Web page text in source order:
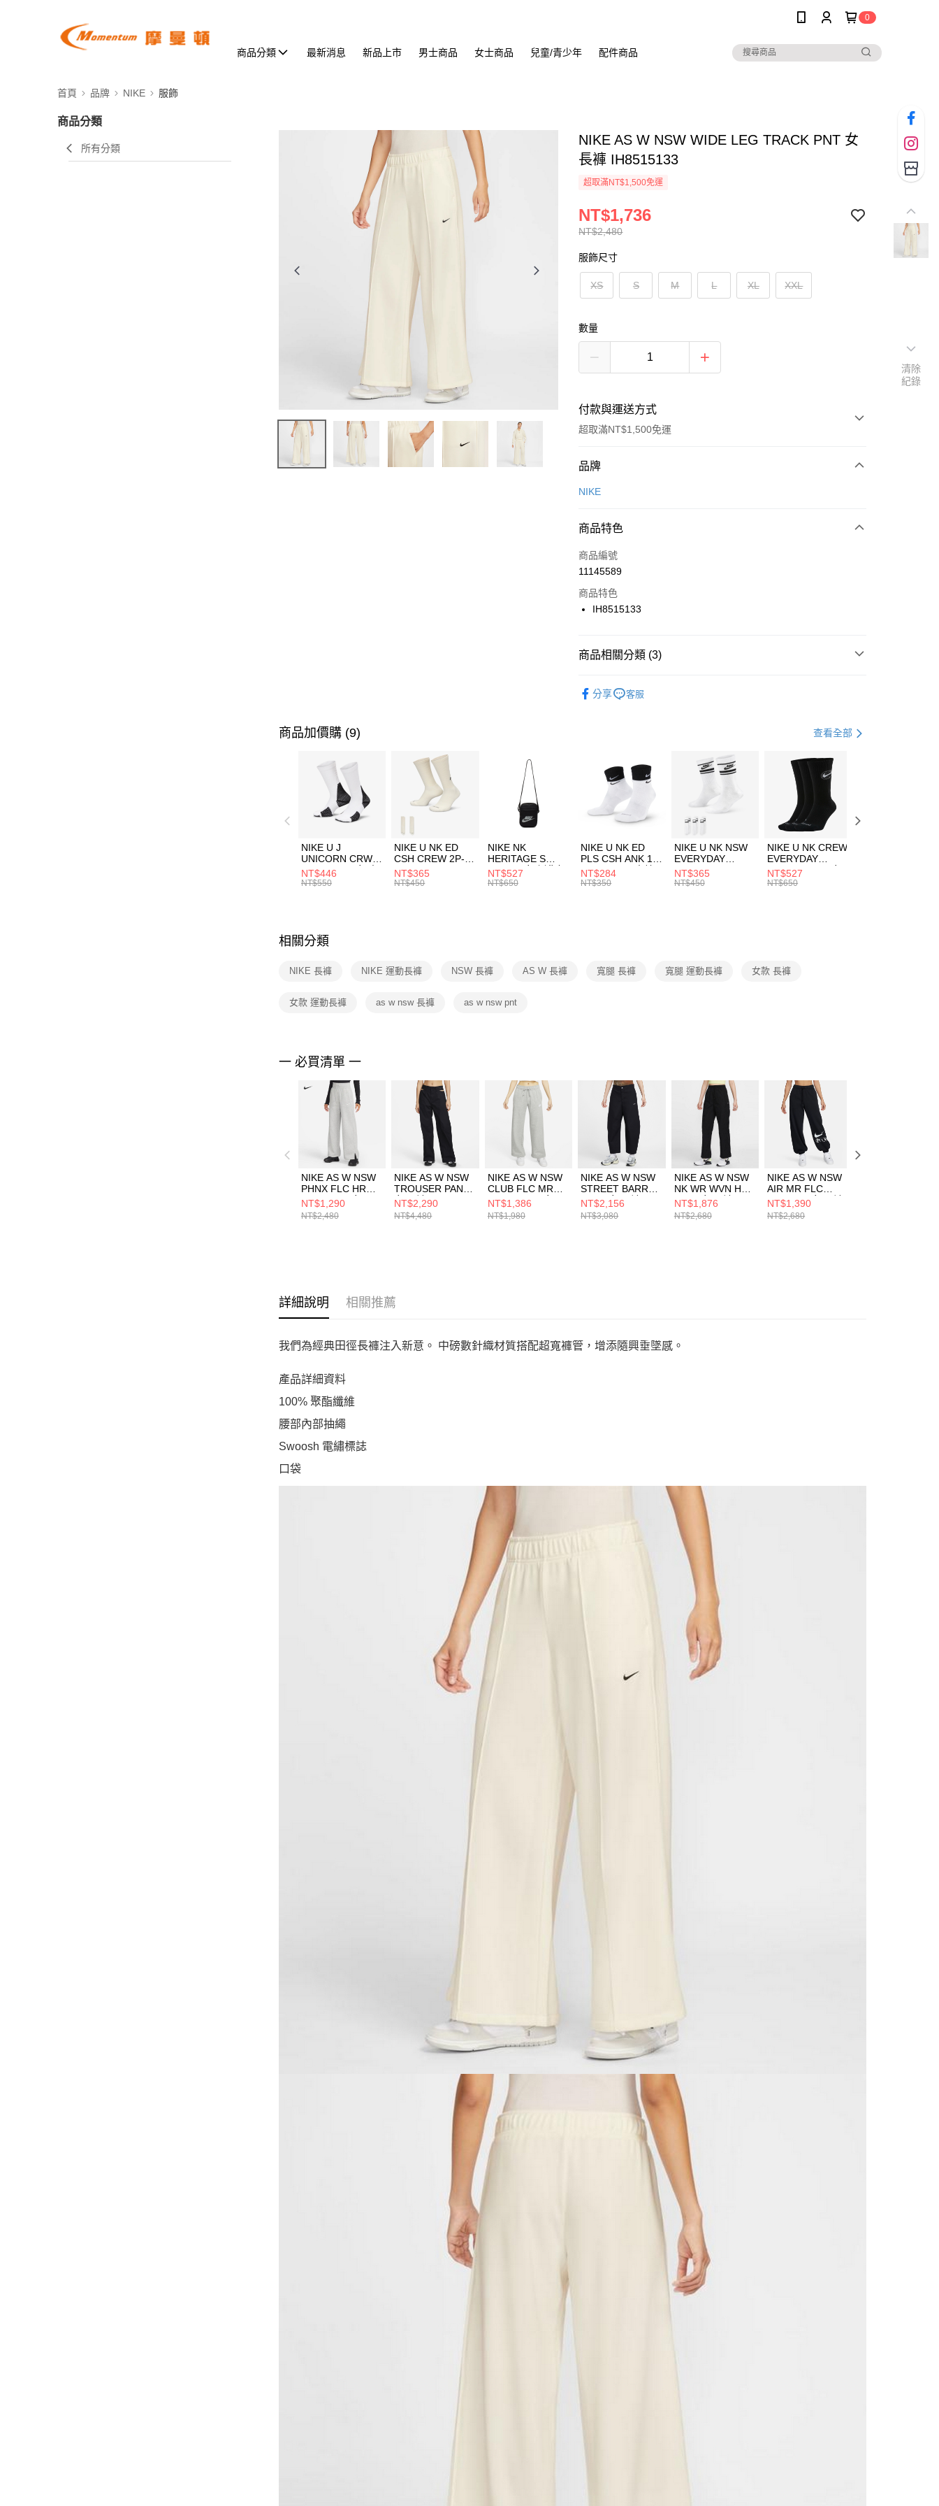
0
商品分類 最新消息 新品上市 男士商品 女士商品 兒童/青少年 配件商品
首頁 品牌 NIKE 服飾
商品分類
所有分類
NIKE AS W NSW WIDE LEG TRACK PNT 女
長褲 IH8515133
超取滿NT$1,500免運
NT$2,480
NT$1,736
服飾尺寸
XS S M L XL XXL
數量
付款與運送方式
超取滿NT$1,500免運
付款方式
信用卡一次付款
合作金庫商業銀行
華南商業銀行
上海商業儲蓄銀行
國泰世華商業銀行
聯邦商業銀行
台新國際商業銀行
LINE Pay
Apple Pay
【關於「AFTEE先享後付」】
３．安心：先確認商品／服務後，再付款。
【「AFTEE先享後付」結帳流程】
１．於結帳方式選擇「AFTEE先享後付」後，將跳轉至「AFTEE先享後
付」結帳頁面，進行簡訊認證並確認金額後，即可完成結帳。
２．訂單成立數日內，您將收到繳費通知簡訊。
３．收到繳費通知簡訊後14天內，點擊此簡訊中的連結，可透過四大超商
／ATM／網路銀行／等多元方式進行付款，方視為交易完成。
※ 請注意：結帳手續完成當下不需立刻繳費，但若您需要取消訂單，請聯
絡購買商品的店家。未經商家同意取消之訂單仍視為有效，需透過AFTEE
先享後付繳納相關費用。
交易，需依本服務之必要範圍內提供個人資料，並將交易相關給付款項請
結果請求用戶進行身份認證。
５．嚴禁一人註冊多個帳號或使用他人資訊註冊。若發現惡意使用之情
形，恩沛科技股份有限公司將有權停止該用戶之使用額度並採取法律行
每筆NT$100，滿NT$1,500(含以上)免運費
每筆NT$100，滿NT$1,500(含以上)免運費
付款後門市自取
每筆NT$100，滿NT$1,500(含以上)免運費
品牌
NIKE
商品特色
商品編號
11145589
商品特色
IH8515133
商品相關分類 (3)
分享 客服
商品加價購 (9) 查看全部
NIKE U J
UNICORN CRW
1PR -160 男女 中
統襪 FZ3393100
NT$446
NT$550
NIKE U NK ED
CSH CREW 2P-
144 EMBRDY 男
女 短統襪
NT$365
NT$450
NIKE NK
HERITAGE S
SMIT 男女 側背包
BA5871010
NT$527
NT$650
NIKE U NK ED
PLS CSH ANK 1P
144 DBL 男 中統
襪 DH4058104
NT$284
NT$350
NIKE U NK NSW
EVERYDAY
ESSENTIAL CR
男女 短統襪
NT$365
NT$450
NIKE U NK CREW
EVERYDAY
BBALL 3PR 男女
長統襪
NT$527
NT$650
相關分類
NIKE 長褲 NIKE 運動長褲 NSW 長褲 AS W 長褲 寬腿 長褲 寬腿 運動長褲 女款 長褲
女款 運動長褲 as w nsw 長褲 as w nsw pnt
一 必買清單 一
NIKE AS W NSW
PHNX FLC HR
PNT WIDE 女 長
褲 DQ5616063
NT$1,290
NT$2,480
NIKE AS W NSW
TROUSER PANT
女 長褲
FN1884010
NT$2,290
NT$4,480
NIKE AS W NSW
CLUB FLC MR
PANT WIDE 女 長
褲 FB2728063
NT$1,386
NT$1,980
NIKE AS W NSW
STREET BARREL
PANT 女 長褲
HV2087010
NT$2,156
NT$3,080
NIKE AS W NSW
NK WR WVN HR
OH P 女 長褲
FV7656010
NT$1,876
NT$2,680
NIKE AS W NSW
AIR MR FLC
JOGGER 女 長褲
FN1903010
NT$1,390
NT$2,680
詳細說明 相關推薦
我們為經典田徑長褲注入新意。 中磅數針織材質搭配超寬褲管，增添隨興垂墜感。
產品詳細資料
100% 聚酯纖維
腰部內部抽繩
Swoosh 電繡標誌
口袋
清除
紀錄